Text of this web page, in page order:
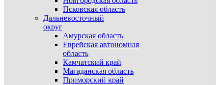
Псковская область
Дальневосточный
округ
Амурская область
Еврейская автономная
область
Камчатский край
Магаданская область
Приморский край